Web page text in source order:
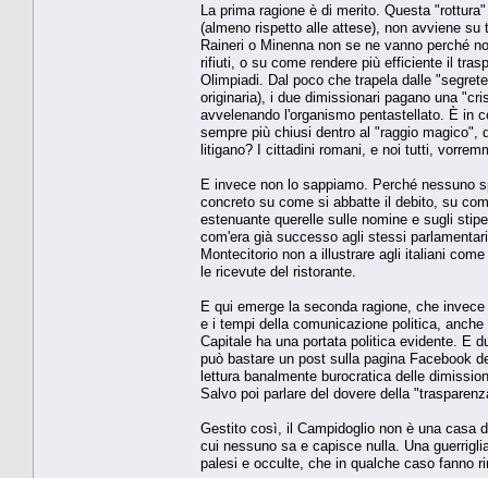
La prima ragione è di merito. Questa
(almeno rispetto alle attese), non avviene
Raineri o Minenna non se ne vanno perché
rifiuti, o su come rendere più efficiente il
Olimpiadi. Dal poco che trapela dalle
originaria), i due dimissionari pagano una
avvelenando l'organismo pentastellato. È in
sempre più chiusi dentro al "raggio
litigano? I cittadini romani, e noi tutti,
E invece non lo sappiamo. Perché nessuno
concreto su come si abbatte il debito, su
estenuante querelle sulle nomine e sugli
com'era già successo agli stessi
Montecitorio non a illustrare agli italiani
le ricevute del ristorante.
E qui emerge la seconda ragione, che
e i tempi della comunicazione politica,
Capitale ha una portata politica evidente. E
può bastare un post sulla pagina Facebook
lettura banalmente burocratica delle
Salvo poi parlare del dovere della
Gestito così, il Campidoglio non è una casa
cui nessuno sa e capisce nulla. Una
palesi e occulte, che in qualche caso fanno